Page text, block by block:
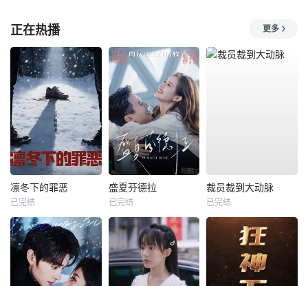
正在热播 更多
凛冬下的罪恶
已完结
盛夏芬德拉
已完结
裁员裁到大动脉
已完结